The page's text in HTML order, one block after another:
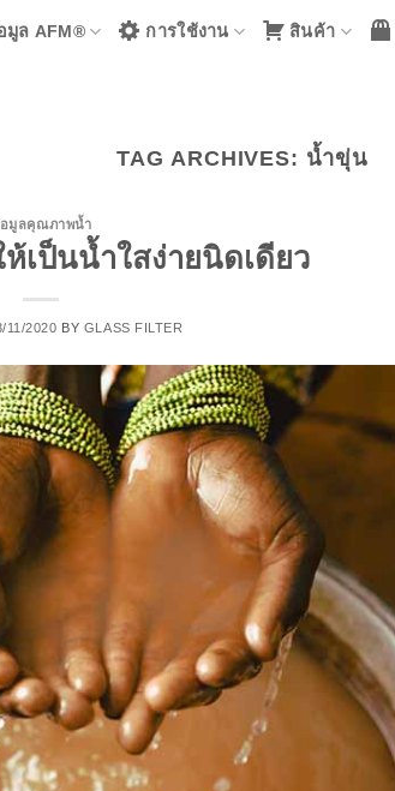
มูล AFM® การใช้งาน สินค้า
TAG ARCHIVES: น้ำขุ่น
มูลคุณภาพน้ำ
เป็นน้ำใสง่ายนิดเดียว
11/2020 BY GLASS FILTER